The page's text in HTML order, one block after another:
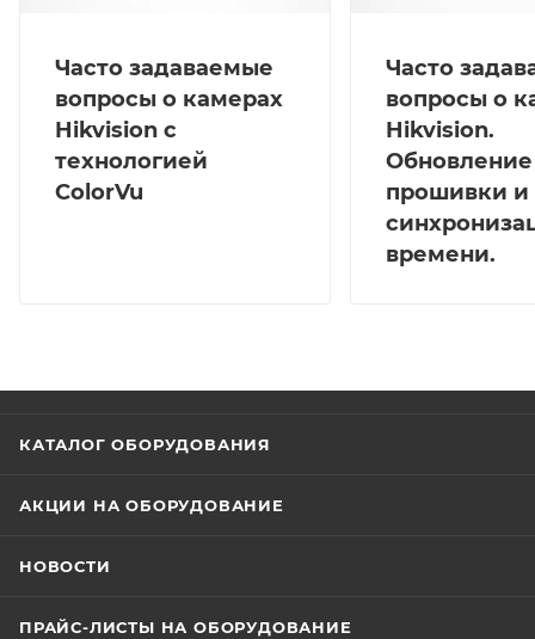
Часто задаваемые
вопросы о камерах
Hikvision с
технологией
ColorVu
Часто
вопросы о
Hikvision.
Обновление
прошивки и
времени.
КАТАЛОГ ОБОРУДОВАНИЯ
АКЦИИ НА ОБОРУДОВАНИЕ
НОВОСТИ
ПРАЙС-ЛИСТЫ НА ОБОРУДОВАНИЕ